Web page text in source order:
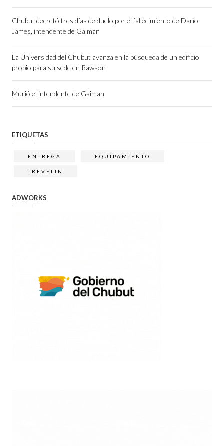
Chubut decretó tres días de duelo por el fallecimiento de Darío
James, intendente de Gaiman
La Universidad del Chubut avanza en la búsqueda de un edificio
propio para su sede en Rawson
Murió el intendente de Gaiman
ETIQUETAS
ENTREGA EQUIPAMIENTO
TREVELIN
ADWORKS